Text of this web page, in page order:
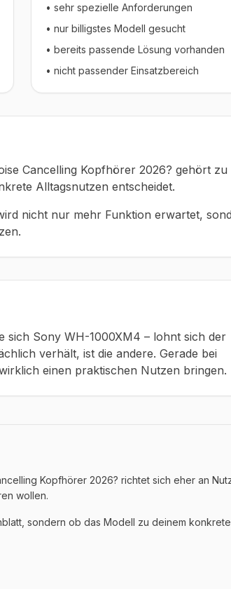
• sehr spezielle Anforderungen
• nur billigstes Modell gesucht
• bereits passende Lösung vorhanden
• nicht passender Einsatzbereich
Cancelling Kopfhörer 2026? gehört zu
Alltagsnutzen entscheidet.
nicht nur mehr Funktion erwartet,
sich Sony WH-1000XM4 – lohnt sich der
verhält, ist die andere. Gerade bei
einen praktischen Nutzen bringen.
Kopfhörer 2026? richtet sich eher an
wollen.
sondern ob das Modell zu deinem